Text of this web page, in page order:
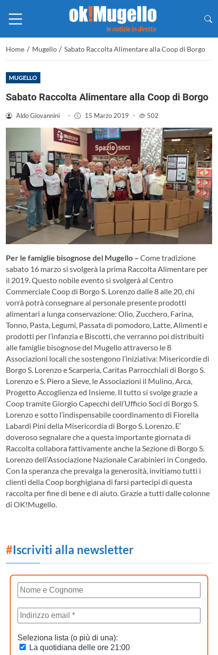
Home / Mugello / Sabato Raccolta Alimentare alla Coop di Borgo
MUGELLO
Sabato Raccolta Alimentare alla Coop di Borgo
Aldo Giovannini - 15 Marzo 2019 - 502
Per le famiglie bisognose del Mugello – Come tradizione
sabato 16 marzo si svolgerà la prima Raccolta Alimentare per
il 2019. Questo nobile evento si svolgerà al Centro
Commerciale Coop di Borgo S. Lorenzo dalle 8 alle 20, chi
vorrà potrà consegnare al personale presente prodotti
alimentari a lunga conservazione: Olio, Zucchero, Farina,
Tonno, Pasta, Legumi, Passata di pomodoro, Latte, Alimenti e
prodotti per l’infanzia e Biscotti, che verranno poi distribuiti
alle famiglie bisognose del Mugello attraverso le 8
Associazioni locali che sostengono l’iniziativa: Misericordie di
Borgo S. Lorenzo e Scarperia, Caritas Parrocchiali di Borgo S.
Lorenzo e S. Piero a Sieve, le Associazioni il Mulino, Arca,
Progetto Accoglienza ed Insieme. Il tutto si svolge grazie a
Coop tramite Giorgio Capecchi dell’Ufficio Soci di Borgo S.
Lorenzo e sotto l’indispensabile coordinamento di Fiorella
Labardi Pini della Misericordia di Borgo S. Lorenzo. E’
doveroso segnalare che a questa importante giornata di
Raccolta collabora fattivamente anche la Sezione di Borgo S.
Lorenzo dell’Associazione Nazionale Carabinieri in Congedo.
Con la speranza che prevalga la generosità, invitiamo tutti i
clienti della Coop borghigiana di farsi partecipi di questa
raccolta per fine di bene e di aiuto. Grazie a tutti dalle colonne
di OK!Mugello.
#Iscriviti alla newsletter